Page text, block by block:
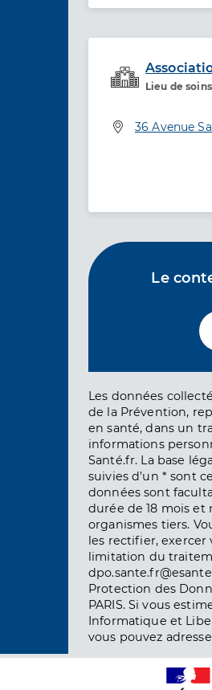
Lieu de
Service
Adresse
36 Avenue
Le
Les données
de la Prévention,
en santé, dans un
informations
Santé.fr. La base
suivies d’un * sont
données sont
durée de 18 mois et
organismes tiers.
les rectifier, exercer
limitation du
Protection des
PARIS. Si vous
Informatique et
vous pouvez